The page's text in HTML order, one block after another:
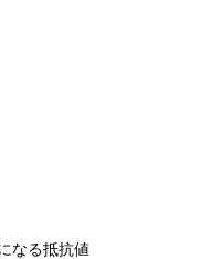
なる抵抗値